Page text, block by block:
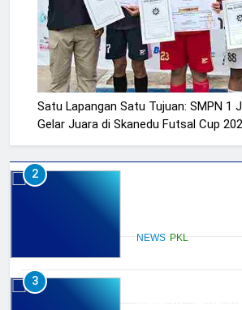
Satu Lapangan Satu Tujuan: SMPN 1
Gelar Juara di Skanedu Futsal Cup
KATEGORI
KESISWAAN
2
Kompetensi
NEWS PKL
3